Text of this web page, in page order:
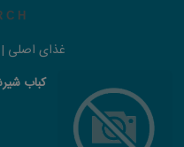
غذای اصلی | main course
کباب